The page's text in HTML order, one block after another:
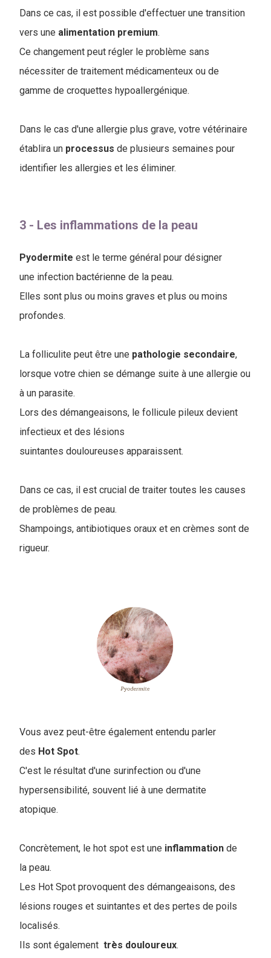
Dans ce cas, il est possible d'effectuer une transition
vers une alimentation premium.
Ce changement peut régler le problème sans
nécessiter de traitement médicamenteux ou de
gamme de croquettes hypoallergénique.
Dans le cas d'une allergie plus grave, votre vétérinaire
établira un processus de plusieurs semaines pour
identifier les allergies et les éliminer.
3 - Les inflammations de la peau
Pyodermite est le terme général pour désigner
une infection bactérienne de la peau.
Elles sont plus ou moins graves et plus ou moins
profondes.
La folliculite peut être une pathologie secondaire,
lorsque votre chien se démange suite à une allergie ou
à un parasite.
Lors des démangeaisons, le follicule pileux devient
infectieux et des lésions
suintantes douloureuses apparaissent.
Dans ce cas, il est crucial de traiter toutes les causes
de problèmes de peau.
Shampoings, antibiotiques oraux et en crèmes sont de
rigueur.
Vous avez peut-être également entendu parler
des Hot Spot.
C'est le résultat d'une surinfection ou d'une
hypersensibilité, souvent lié à une dermatite
atopique.
Concrètement, le hot spot est une inflammation de
la peau.
Les Hot Spot provoquent des démangeaisons, des
lésions rouges et suintantes et des pertes de poils
localisés.
Ils sont également très douloureux.